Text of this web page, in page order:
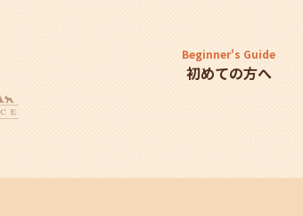
Beginner's Guide
初めての方へ